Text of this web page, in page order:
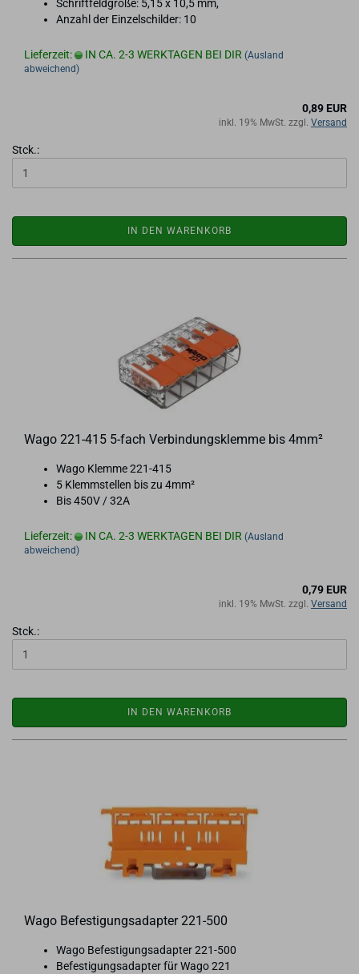
Schrift­feld­grö­ße: 5,15 x 10,5 mm,
An­zahl der Ein­zel­schil­der: 10
Lieferzeit: IN CA. 2-3 WERKTAGEN BEI DIR (Ausland
abweichend)
0,89 EUR
inkl. 19% MwSt. zzgl. Versand
Stck.:
IN DEN WARENKORB
Wago 221-​415 5-​fach Ver­bin­dungs­klem­me bis 4mm²
Wago Klem­me 221-​415
5 Klemm­stel­len bis zu 4mm²
Bis 450V / 32A
Lieferzeit: IN CA. 2-3 WERKTAGEN BEI DIR (Ausland
abweichend)
0,79 EUR
inkl. 19% MwSt. zzgl. Versand
Stck.:
IN DEN WARENKORB
Wago Be­fes­ti­gungs­ad­ap­ter 221-​500
Wago Be­fes­ti­gungs­ad­ap­ter 221-​500
Be­fes­ti­gungs­ad­ap­ter für Wago 221